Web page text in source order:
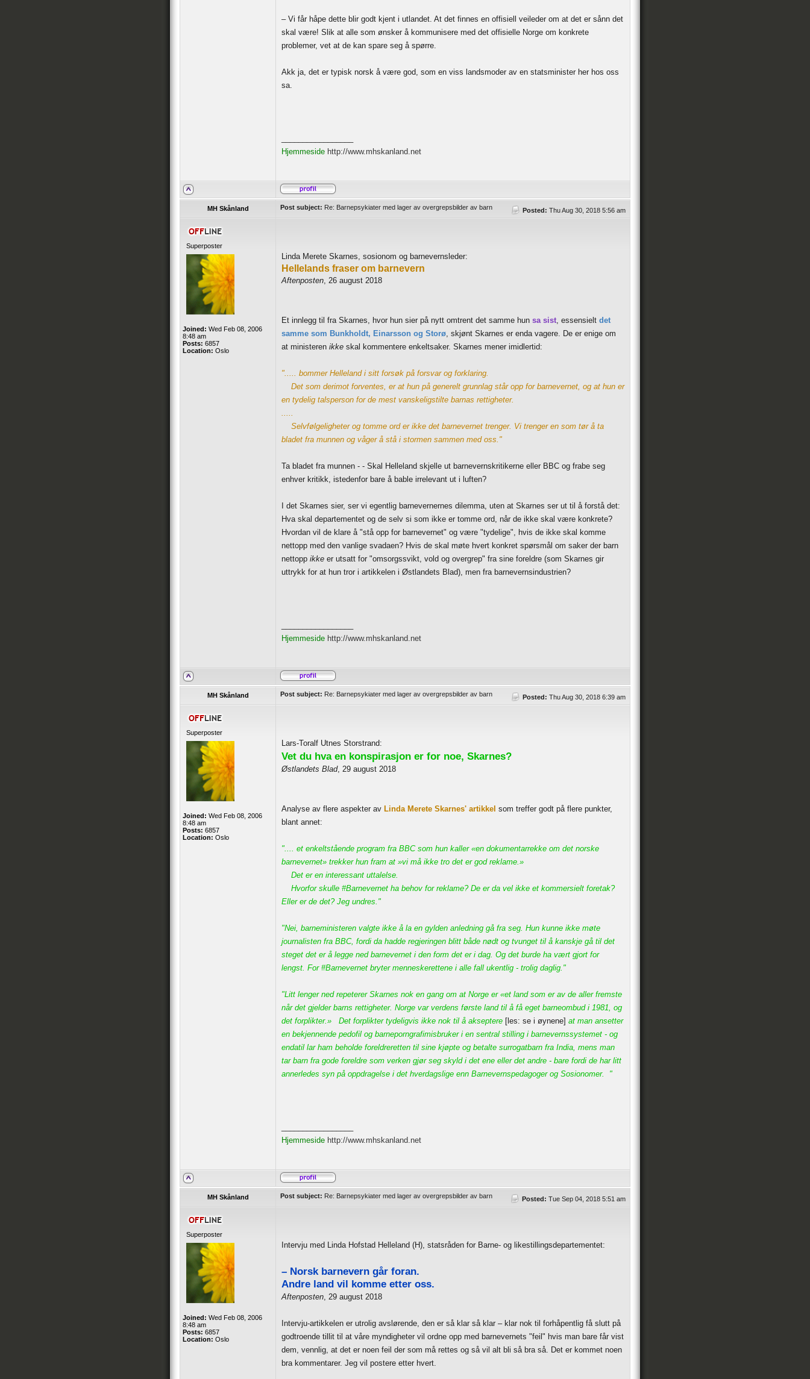
– Vi får håpe dette blir godt kjent i utlandet. At det finnes en offisiell veileder om at det er sånn det
skal være! Slik at alle som ønsker å kommunisere med det offisielle Norge om konkrete
problemer, vet at de kan spare seg å spørre.
Akk ja, det er typisk norsk å være god, som en viss landsmoder av en statsminister her hos oss
sa.
Hjemmeside http://www.mhskanland.net
MH Skånland Post subject: Re: Barnepsykiater med lager av overgrepsbilder av barn Posted: Thu Aug 30, 2018 5:56 am
Superposter
Joined: Wed Feb 08, 2006
8:48 am
Posts: 6857
Location: Oslo
Linda Merete Skarnes, sosionom og barnevernsleder:
Hellelands fraser om barnevern
Aftenposten, 26 august 2018
Et innlegg til fra Skarnes, hvor hun sier på nytt omtrent det samme hun sa sist, essensielt det
samme som Bunkholdt, Einarsson og Storø, skjønt Skarnes er enda vagere. De er enige om
at ministeren ikke skal kommentere enkeltsaker. Skarnes mener imidlertid:
"..... bommer Helleland i sitt forsøk på forsvar og forklaring.
Det som derimot forventes, er at hun på generelt grunnlag står opp for barnevernet, og at hun er
en tydelig talsperson for de mest vanskeligstilte barnas rettigheter.
.....
Selvfølgeligheter og tomme ord er ikke det barnevernet trenger. Vi trenger en som tør å ta
bladet fra munnen og våger å stå i stormen sammen med oss."
Ta bladet fra munnen - - Skal Helleland skjelle ut barnevernskritikerne eller BBC og frabe seg
enhver kritikk, istedenfor bare å bable irrelevant ut i luften?
I det Skarnes sier, ser vi egentlig barnevernernes dilemma, uten at Skarnes ser ut til å forstå det:
Hva skal departementet og de selv si som ikke er tomme ord, når de ikke skal være konkrete?
Hvordan vil de klare å "stå opp for barnevernet" og være "tydelige", hvis de ikke skal komme
nettopp med den vanlige svadaen? Hvis de skal møte hvert konkret spørsmål om saker der barn
nettopp ikke er utsatt for "omsorgssvikt, vold og overgrep" fra sine foreldre (som Skarnes gir
uttrykk for at hun tror i artikkelen i Østlandets Blad), men fra barnevernsindustrien?
Hjemmeside http://www.mhskanland.net
MH Skånland Post subject: Re: Barnepsykiater med lager av overgrepsbilder av barn Posted: Thu Aug 30, 2018 6:39 am
Superposter
Joined: Wed Feb 08, 2006
8:48 am
Posts: 6857
Location: Oslo
Lars-Toralf Utnes Storstrand:
Vet du hva en konspirasjon er for noe, Skarnes?
Østlandets Blad, 29 august 2018
Analyse av flere aspekter av Linda Merete Skarnes' artikkel som treffer godt på flere punkter,
blant annet:
".... et enkeltstående program fra BBC som hun kaller «en dokumentarrekke om det norske
barnevernet» trekker hun fram at »vi må ikke tro det er god reklame.»
Det er en interessant uttalelse.
Hvorfor skulle #Barnevernet ha behov for reklame? De er da vel ikke et kommersielt foretak?
Eller er de det? Jeg undres."
"Nei, barneministeren valgte ikke å la en gylden anledning gå fra seg. Hun kunne ikke møte
journalisten fra BBC, fordi da hadde regjeringen blitt både nødt og tvunget til å kanskje gå til det
steget det er å legge ned barnevernet i den form det er i dag. Og det burde ha vært gjort for
lengst. For #Barnevernet bryter menneskerettene i alle fall ukentlig - trolig daglig."
"Litt lenger ned repeterer Skarnes nok en gang om at Norge er «et land som er av de aller fremste
når det gjelder barns rettigheter. Norge var verdens første land til å få eget barneombud i 1981, og
det forplikter.» Det forplikter tydeligvis ikke nok til å akseptere [les: se i øynene] at man ansetter
en bekjennende pedofil og barneporngrafimisbruker i en sentral stilling i barnevernssystemet - og
endatil lar ham beholde foreldreretten til sine kjøpte og betalte surrogatbarn fra India, mens man
tar barn fra gode foreldre som verken gjør seg skyld i det ene eller det andre - bare fordi de har litt
annerledes syn på oppdragelse i det hverdagslige enn Barnevernspedagoger og Sosionomer. "
Hjemmeside http://www.mhskanland.net
MH Skånland Post subject: Re: Barnepsykiater med lager av overgrepsbilder av barn Posted: Tue Sep 04, 2018 5:51 am
Superposter
Joined: Wed Feb 08, 2006
8:48 am
Posts: 6857
Location: Oslo
Intervju med Linda Hofstad Helleland (H), statsråden for Barne- og likestillingsdepartementet:
– Norsk barnevern går foran.
Andre land vil komme etter oss.
Aftenposten, 29 august 2018
Intervju-artikkelen er utrolig avslørende, den er så klar så klar – klar nok til forhåpentlig få slutt på
godtroende tillit til at våre myndigheter vil ordne opp med barnevernets "feil" hvis man bare får vist
dem, vennlig, at det er noen feil der som må rettes og så vil alt bli så bra så. Det er kommet noen
bra kommentarer. Jeg vil postere etter hvert.